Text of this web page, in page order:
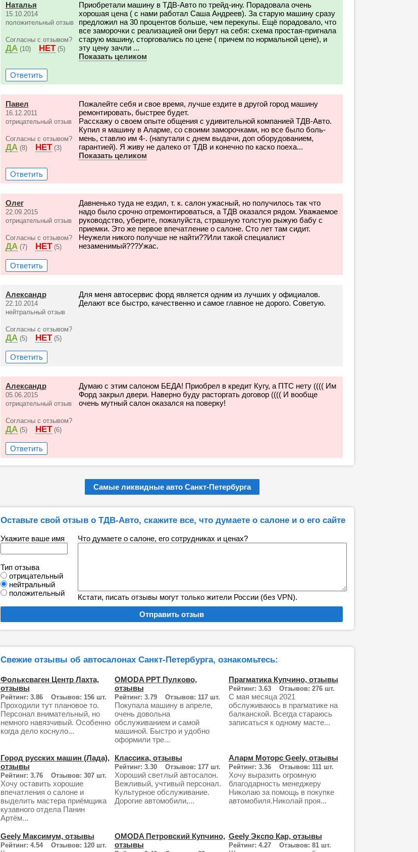
Наталья
15.10.2014
положительный отзыв
Согласны с отзывом?
ДА (10) НЕТ (5)
Приобретали машину в ТДВ-Авто по трейд-ину. Порадовала очень
хорошая цена ( с нами работал Саша Андреев). За старую машину сразу
предложил на 30 процентов больше, чем перекупы. Ещё порадовало, что
все заморочки с реализацией они берут на себя: схема простая-пригнала
старую машину, сторговались по цене ( причем по нормальной цене), и
эту цену зачли ...
Показать целиком
Ответить
Павел
16.12.2011
отрицательный отзыв
Согласны с отзывом?
ДА (8) НЕТ (3)
Пожалейте себя и свое время, лучше ездите в другой город машину
ремонтировать, быстрее будет.
Расскажу о своем опыте общения с удивительной компанией ТДВ-Авто.
Купил я машину в Аларме, со своими заморочками, но все было боль-
мень, ставлю им 4-. (напутали с днем выдачи, доп оборудованием,
гарантией). Я живу не далеко от ТДВ и конечно по каско поеха...
Показать целиком
Ответить
Олег
22.09.2015
отрицательный отзыв
Согласны с отзывом?
ДА (7) НЕТ (5)
Давненько туда не ездил, т. к. салон ужасный, но получилось так что
надо было срочно отремонтироваться, а ТДВ оказался рядом. Уважаемое
руководство, уберите, пожалуйста, страшную толстую рыжую бабу с
приемки. Это же первое впечатление о салоне. Сто лет там сидит.
Неужели никого получше не найти??Или такой специалист
незаменимый???Ужас.
Ответить
Александр
22.10.2014
нейтральный отзыв
Согласны с отзывом?
ДА (5) НЕТ (5)
Для меня автосервис форд является одним из лучших у официалов.
Делают все быстро, качественно и самое главное не дорого. Советую.
Ответить
Александр
05.06.2015
отрицательный отзыв
Согласны с отзывом?
ДА (5) НЕТ (6)
Думаю с этим салоном БЕДА! Приобрел в кредит Кугу, а ПТС нету (((( Им
Форд закрыл двери. Наверно буду расторгать договор (((( И вообще
очень мутный салон оказался на поверку!
Ответить
Самые ликвидные авто Санкт-Петербурга
Оставьте свой отзыв о ТДВ-Авто, скажите все, что думаете о салоне и о его сайте
Укажите ваше имя
Тип отзыва
отрицательный
нейтральный
положительный
Что думаете о салоне, его сотрудниках и ценах?
Кстати, писать отзывы могут только жители России (без VPN).
Свежие отзывы об автосалонах Санкт-Петербурга, ознакомьтесь:
Фольксваген Центр Лахта,
отзывы
Рейтинг: 3.86 Отзывов: 156 шт.
Проходили тут плановое то.
Персонал внимательный, но
немного навязчивый. Особенно
когда дело коснуло...
OMODA РРТ Пулково,
отзывы
Рейтинг: 3.79 Отзывов: 117 шт.
Покупала машину в апреле,
очень довольна
обслуживанием и самой
машиной. Быстро и удобно
оформили тре...
Прагматика Купчино, отзывы
Рейтинг: 3.63 Отзывов: 276 шт.
С мая месяца 2021
обслуживаюсь в прагматике на
балканской. Всегда стараюсь
записаться к одному масте...
Город русских машин (Лада),
отзывы
Рейтинг: 3.76 Отзывов: 307 шт.
Хочу оставить хорошие
впечатления о салоне и
выделить мастера приёмщика
кузавного отдела Панин
Артём...
Классика, отзывы
Рейтинг: 3.30 Отзывов: 177 шт.
Хороший светлый автосалон.
Вежливый, учтивый персонал.
Культурное обслуживание.
Дорогие автомобили,...
Аларм Моторс Geely, отзывы
Рейтинг: 3.36 Отзывов: 111 шт.
Хочу выразить огромную
благодарность менеджеру
Николаю за помощь в покупке
автомобиля.Николай проя...
Geely Максимум, отзывы
Рейтинг: 4.54 Отзывов: 120 шт.
OMODA Петровский Купчино,
отзывы
Geely Экспо Кар, отзывы
Рейтинг: 4.27 Отзывов: 81 шт.